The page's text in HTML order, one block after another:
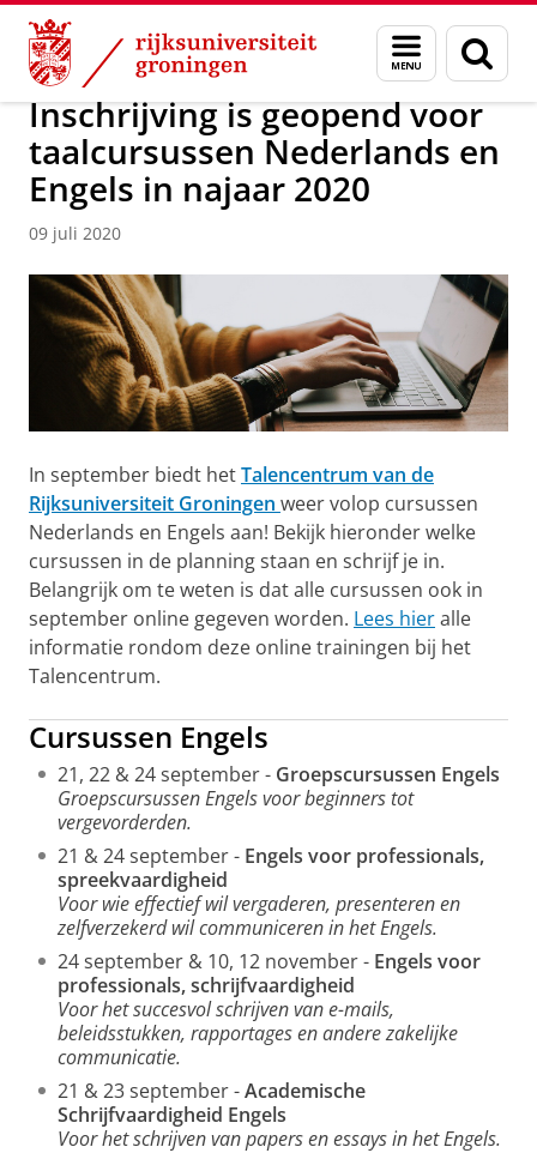
Skip
Content
Skip
Navigation
Menu
en
zoeken
Over ons Actueel Nieuws Nieuwsberichten
Inschrijving is geopend voor
taalcursussen Nederlands en
Engels in najaar 2020
09 juli 2020
In september biedt hetTalencentrum van de
Rijksuniversiteit Groningen weer volop cursussen
Nederlands en Engels aan! Bekijk hieronder welke
cursussen in de planning staan en schrijf je in.
Belangrijk om te weten is dat alle cursussen ook in
september online gegeven worden. Lees hieralle
informatie rondom deze online trainingen bij het
Talencentrum.
Cursussen Engels
21, 22 & 24 september - Groepscursussen Engels
Groepscursussen Engels voor beginners tot
vergevorderden.
21 & 24 september - Engels voor professionals,
spreekvaardigheid
Voor wie effectief wil vergaderen, presenteren en
zelfverzekerd wil communiceren in het Engels.
24 september & 10, 12 november - Engels voor
professionals, schrijfvaardigheid
Voor het succesvol schrijven van e-mails,
beleidsstukken, rapportages en andere zakelijke
communicatie.
21 & 23 september -Academische
Schrijfvaardigheid Engels
Voor het schrijven van papers en essays in het Engels.